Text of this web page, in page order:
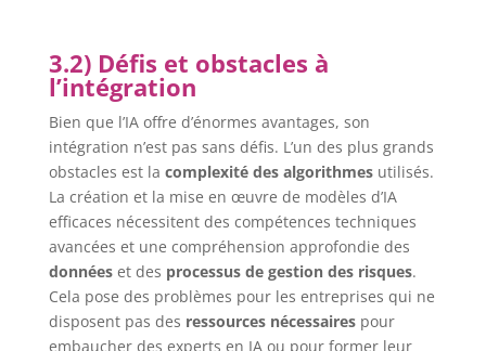
3.2) Défis et obstacles à
l’intégration
Bien que l’IA offre d’énormes avantages, son
intégration n’est pas sans défis. L’un des plus grands
obstacles est la complexité des algorithmesutilisés.
La création et la mise en œuvre de modèles d’IA
efficaces nécessitent des compétences techniques
avancées et une compréhension approfondie des
donnéeset des processus de gestion des risques.
Cela pose des problèmes pour les entreprises qui ne
disposent pas des ressources nécessairespour
embaucher des experts en IA ou pour former leur